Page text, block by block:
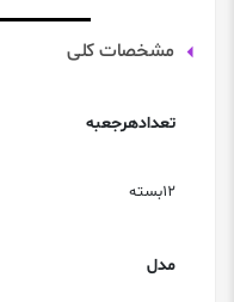
مشخصات کلی
تعدادهرجعبه
12بسته
مدل